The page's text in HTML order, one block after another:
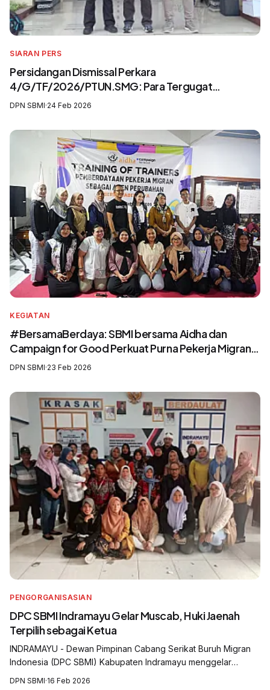
SIARAN PERS
Persidangan Dismissal Perkara
4/G/TF/2026/PTUN.SMG: Para Tergugat
Mengingkari SIP3MI dan Mengabaikan UU
DPN SBMI·24 Feb 2026
KEGIATAN
#BersamaBerdaya: SBMI bersama Aidha dan
Campaign for Good Perkuat Purna Pekerja Migran
sebagai Agen Perubahan dan Pelatih Migrasi Aman
DPN SBMI·23 Feb 2026
PENGORGANISASIAN
DPC SBMI Indramayu Gelar Muscab, Huki Jaenah
Terpilih sebagai Ketua
INDRAMAYU - Dewan Pimpinan Cabang Serikat Buruh Migran
Indonesia (DPC SBMI) Kabupaten Indramayu menggelar
DPN SBMI·16 Feb 2026